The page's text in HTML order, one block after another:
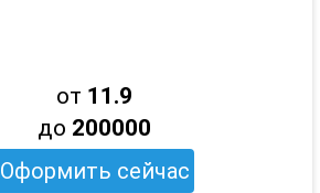
от 11.9
до 200000
Оформить сейчас